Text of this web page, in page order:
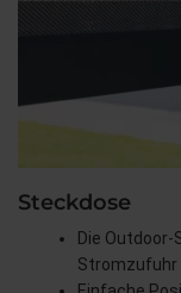
Steckdose
Die
Stromzufuhr